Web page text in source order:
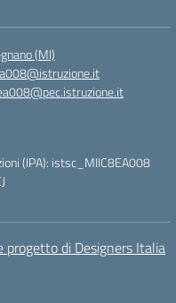
(MI)
(IPA): istsc_MIIC8EA008
progetto di Designers Italia